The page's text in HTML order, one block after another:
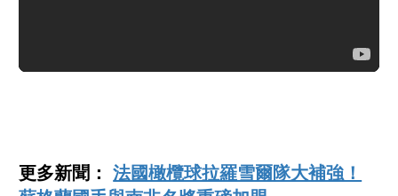
更多新聞：法國橄欖球拉羅雪爾隊大補強！